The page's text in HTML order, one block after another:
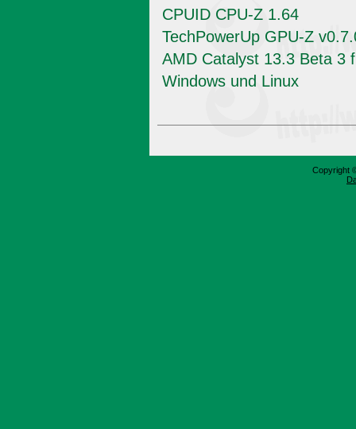
CPUID CPU-Z 1.64
TechPowerUp GPU-Z
AMD Catalyst 13.3 Beta 3
Windows und Linux
Copyright